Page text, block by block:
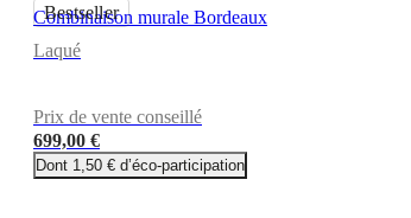
Bestseller
Combinaison murale Bordeaux
Laqué
Prix de vente conseillé
699,00 €
Dont 1,50 € d’éco-participation